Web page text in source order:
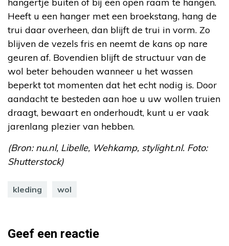
hangertje buiten of bij een open raam te hangen.
Heeft u een hanger met een broekstang, hang de
trui daar overheen, dan blijft de trui in vorm. Zo
blijven de vezels fris en neemt de kans op nare
geuren af. Bovendien blijft de structuur van de
wol beter behouden wanneer u het wassen
beperkt tot momenten dat het echt nodig is. Door
aandacht te besteden aan hoe u uw wollen truien
draagt, bewaart en onderhoudt, kunt u er vaak
jarenlang plezier van hebben.
(Bron: nu.nl, Libelle, Wehkamp, stylight.nl. Foto:
Shutterstock)
kleding wol
Geef een reactie